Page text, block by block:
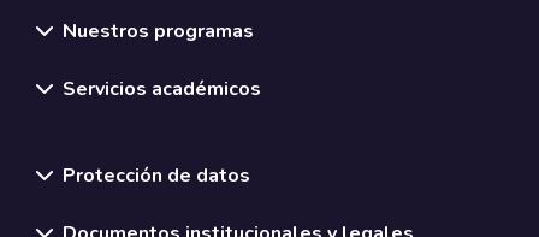
Nuestros programas
Servicios académicos
Protección de datos